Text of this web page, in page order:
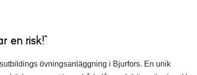
en risk!”
övningsanläggning i Bjurfors. En unik